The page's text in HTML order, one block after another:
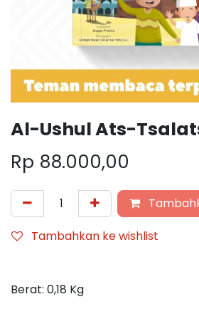
Al-Ushul Ats-
Rp 88.000,00
Tambahkan ke wishlist
Berat: 0,18 Kg